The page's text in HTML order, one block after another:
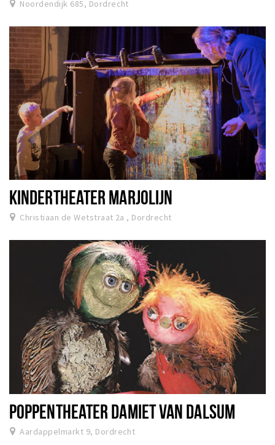
Noordendijk 685, Dordrecht
KINDERTHEATER MARJOLIJN
Christiaan de Wetstraat 2a , Dordrecht
POPPENTHEATER DAMIET VAN DALSUM
Aardappelmarkt 9, Dordrecht